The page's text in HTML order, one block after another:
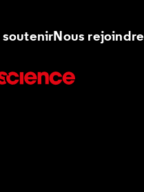
soutenirNous rejoindre